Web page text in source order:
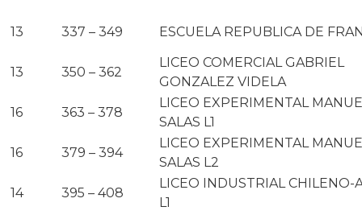
13 337 – 349 ESCUELA REPUBLICA DE
13 350 – 362
LICEO COMERCIAL GABRIEL
GONZALEZ VIDELA
16
363 – 378
LICEO EXPERIMENTAL
SALAS L1
16
379 – 394
LICEO EXPERIMENTAL
SALAS L2
14
395 – 408
LICEO INDUSTRIAL CHILENO-
L1